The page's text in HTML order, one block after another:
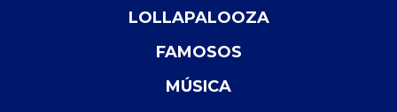
LOLLAPALOOZA
FAMOSOS
MÚSICA